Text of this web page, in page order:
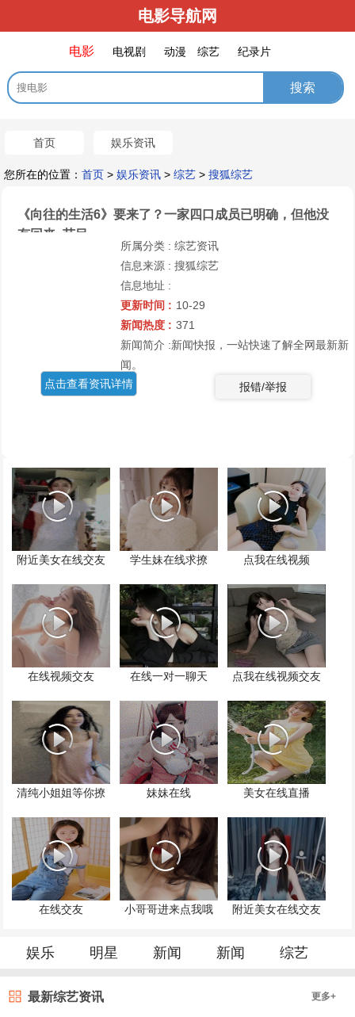
电影导航网
电影 电视剧 动漫 综艺 纪录片
首页 娱乐资讯
您所在的位置： 首页 > 娱乐资讯 > 综艺 > 搜狐综艺
《向往的生活6》要来了？一家四口成员已明确，但他没
有回来_节目
所属分类 :综艺资讯
信息来源 :搜狐综艺
信息地址 :
更新时间 : 10-29
新闻热度 : 371
新闻简介 :新闻快报，一站快速了解全网最新新
闻。
点击查看资讯详情
报错/举报
附近美女在线交友 学生妹在线求撩 点我在线视频
在线视频交友 在线一对一聊天 点我在线视频交友
清纯小姐姐等你撩 妹妹在线 美女在线直播
在线交友 小哥哥进来点我哦 附近美女在线交友
娱乐 明星 新闻 新闻 综艺
最新综艺资讯 更多+